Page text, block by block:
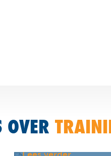
OVER
Gebroken been of